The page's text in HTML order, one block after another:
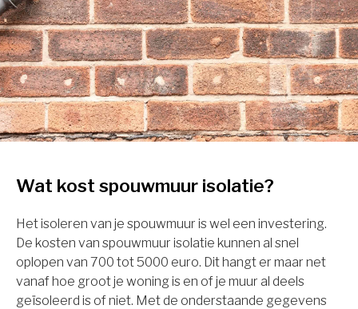
Wat kost spouwmuur isolatie?
Het isoleren van je spouwmuur is wel een investering.
De kosten van spouwmuur isolatie kunnen al snel
oplopen van 700 tot 5000 euro. Dit hangt er maar net
vanaf hoe groot je woning is en of je muur al deels
geïsoleerd is of niet. Met de onderstaande gegevens